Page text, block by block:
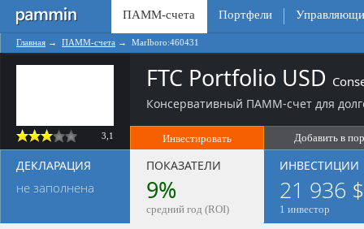
ПАММ-счета Портфели
Главная → ПАММ-счета → Marlboro:460431
3,1
FTC Portfolio USD
Консервативный ПАММ-счет для
Инвестировать Добавить в
ДЕКЛАРАЦИЯ
не заполнена
ПОКАЗАТЕЛИ
9%
средний год (ROI)
ИНВЕСТИЦИИ
21 936 $
1 инвестор